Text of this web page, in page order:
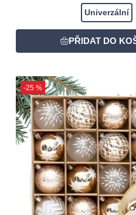
Univerzální
-25 %